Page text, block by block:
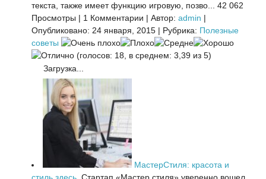
текста, также имеет функцию игровую, позво...
42 062
Просмотры | 1 Комментарии | Автор: admin |
Опубликовано: 24 января, 2015 | Рубрика: Полезные
советы
(голосов: 18, в среднем: 3,39 из 5)
Загрузка...
МастерСтиля: красота и